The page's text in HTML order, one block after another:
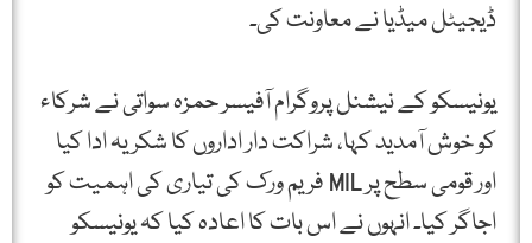
ڈیجیٹل میڈیا نے معاونت کی۔
یونیسکو کے نیشنل پروگرام آفیسر حمزہ سواتی نے شرکاء
کو خوش آمدید کہا، شراکت دار اداروں کا شکریہ ادا کیا
اور قومی سطح پر MIL فریم ورک کی تیاری کی اہمیت کو
اجاگر کیا۔ انہوں نے اس بات کا اعادہ کیا کہ یونیسکو